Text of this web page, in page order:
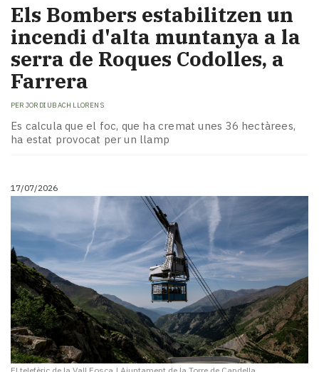
​Els Bombers estabilitzen un
incendi d'alta muntanya a la
serra de Roques Codolles, a
Farrera
PER JORDI UBACH LLORENS
Es calcula que el foc, que ha cremat unes 36 hectàrees,
ha estat provocat per un llamp
17/07/2026